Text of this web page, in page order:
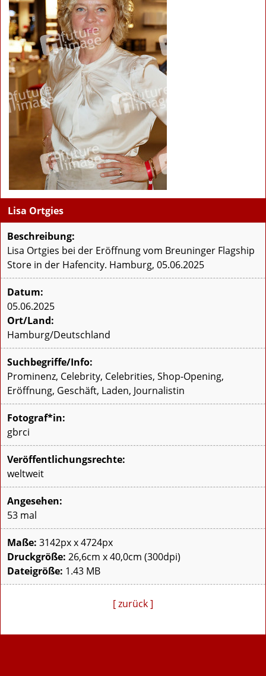
Lisa Ortgies
Beschreibung:
Lisa Ortgies bei der Eröffnung vom Breuninger Flagship
Store in der Hafencity. Hamburg, 05.06.2025
Datum:
05.06.2025
Ort/Land:
Hamburg/Deutschland
Suchbegriffe/Info:
Prominenz, Celebrity, Celebrities, Shop-Opening,
Eröffnung, Geschäft, Laden, Journalistin
Fotograf*in:
gbrci
Veröffentlichungsrechte:
weltweit
Angesehen:
53 mal
Maße: 3142px x 4724px
Druckgröße: 26,6cm x 40,0cm (300dpi)
Dateigröße: 1.43 MB
[ zurück ]